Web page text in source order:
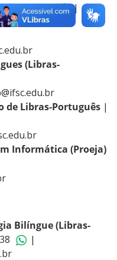
3341-9735
|
(Libras-
de Libras-Português |
Informática (Proeja)
Bilíngue (Libras-
|